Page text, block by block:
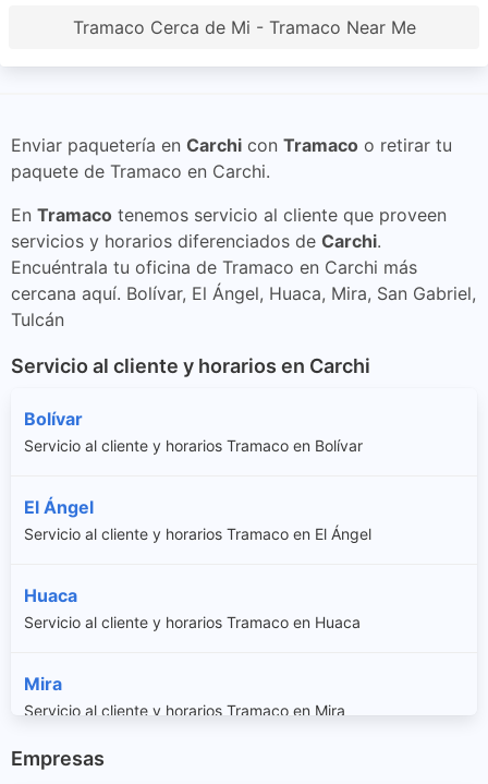
Tramaco Cerca de Mi - Tramaco Near Me
Enviar paquetería en Carchi con Tramaco o retirar tu
paquete de Tramaco en Carchi.
En Tramaco tenemos servicio al cliente que proveen
servicios y horarios diferenciados de Carchi.
Encuéntrala tu oficina de Tramaco en Carchi más
cercana aquí. Bolívar, El Ángel, Huaca, Mira, San Gabriel,
Tulcán
Servicio al cliente y horarios en Carchi
Bolívar
Servicio al cliente y horarios Tramaco en Bolívar
El Ángel
Servicio al cliente y horarios Tramaco en El Ángel
Huaca
Servicio al cliente y horarios Tramaco en Huaca
Mira
Servicio al cliente y horarios Tramaco en Mira
San Gabriel
Empresas